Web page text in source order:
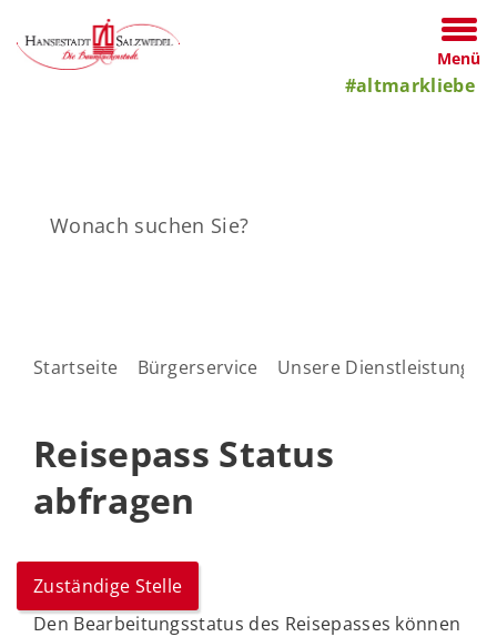
Menü
#altmarkliebe
Startseite Bürgerservice Unsere Dienstleistungen
Reisepass Status
abfragen
Zuständige Stelle
Den Bearbeitungsstatus des Reisepasses können